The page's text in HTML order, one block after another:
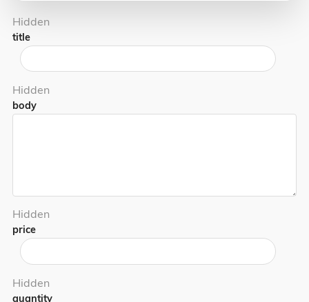
Hidden
title
Hidden
body
Hidden
price
Hidden
quantity